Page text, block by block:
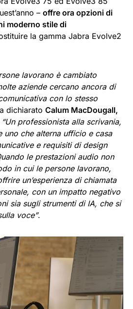
– offre ora opzioni di
moderno stile di
la gamma Jabra Evolve2
lavorano è cambiato
aziende cercano ancora di
con lo stesso
dichiarato Calum MacDougall,
“Un professionista alla scrivania,
uno che alterna ufficio e casa
e requisiti di design
le prestazioni audio non
in cui le persone lavorano,
un’esperienza di chiamata
con un impatto negativo
sia sugli strumenti di IA, che si
voce”.